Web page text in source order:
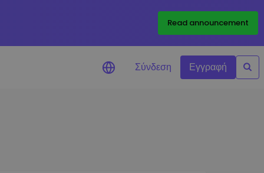
Read announcement
Σύνδεση Εγγραφή